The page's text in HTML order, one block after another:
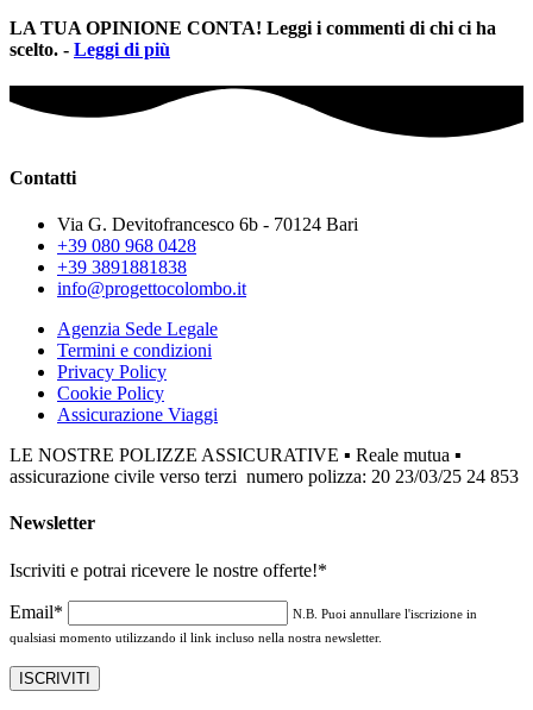
LA TUA OPINIONE CONTA! Leggi i commenti di chi ci ha
scelto. - Leggi di più
Contatti
Via G. Devitofrancesco 6b - 70124 Bari
+39 080 968 0428
+39 3891881838
info@progettocolombo.it
Agenzia Sede Legale
Termini e condizioni
Privacy Policy
Cookie Policy
Assicurazione Viaggi
LE NOSTRE POLIZZE ASSICURATIVE ▪ Reale mutua ▪
assicurazione civile verso terzi numero polizza: 20 23/03/25 24 853
Newsletter
Iscriviti e potrai ricevere le nostre offerte!*
Email*
N.B. Puoi annullare l'iscrizione in
qualsiasi momento utilizzando il link incluso nella nostra newsletter.